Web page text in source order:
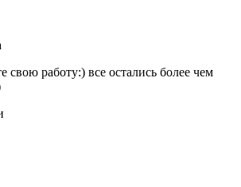
свою работу:) все остались более чем